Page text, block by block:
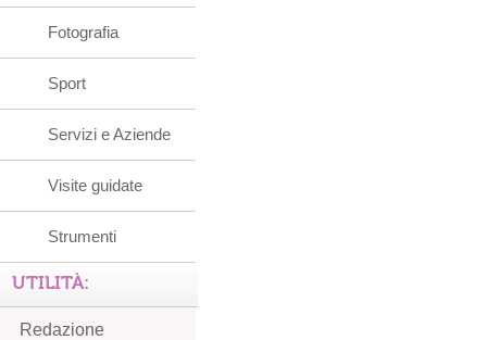
Fotografia
Sport
Servizi e Aziende
Visite guidate
Strumenti
UTILITÀ:
Redazione